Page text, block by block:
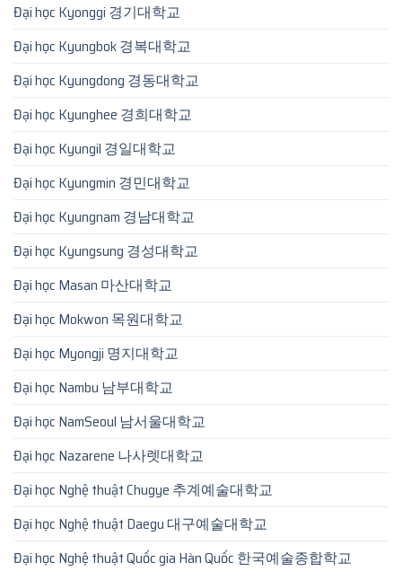
Đại học Kyonggi 경기대학교
Đại học Kyungbok 경복대학교
Đại học Kyungdong 경동대학교
Đại học Kyunghee 경희대학교
Đại học Kyungil 경일대학교
Đại học Kyungmin 경민대학교
Đại học Kyungnam 경남대학교
Đại học Kyungsung 경성대학교
Đại học Masan 마산대학교
Đại học Mokwon 목원대학교
Đại học Myongji 명지대학교
Đại học Nambu 남부대학교
Đại học NamSeoul 남서울대학교
Đại học Nazarene 나사렛대학교
Đại học Nghệ thuật Chugye 추계예술대학교
Đại học Nghệ thuật Daegu 대구예술대학교
Đại học Nghệ thuật Quốc gia Hàn Quốc 한국예술종합학교